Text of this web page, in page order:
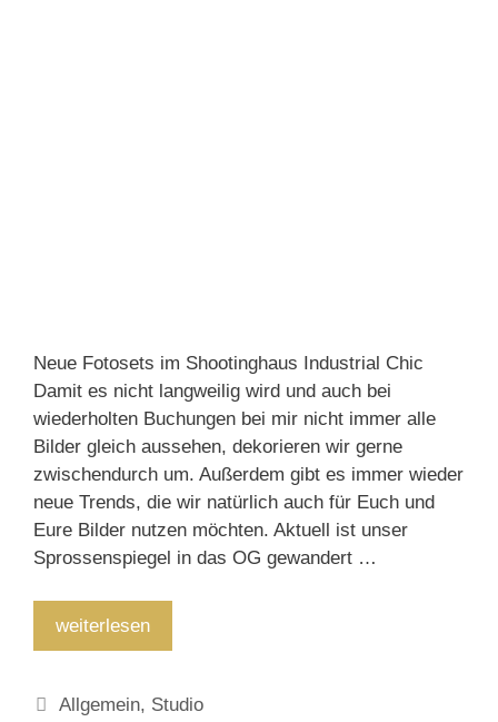
Neue Fotosets im Shootinghaus Industrial Chic
Damit es nicht langweilig wird und auch bei
wiederholten Buchungen bei mir nicht immer alle
Bilder gleich aussehen, dekorieren wir gerne
zwischendurch um. Außerdem gibt es immer wieder
neue Trends, die wir natürlich auch für Euch und
Eure Bilder nutzen möchten. Aktuell ist unser
Sprossenspiegel in das OG gewandert …
weiterlesenNeue
Fotosets
Shootinghaus
Kategorien
Allgemein, Studio